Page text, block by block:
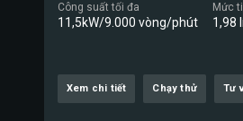
Công suất tối đa
11,5kW/9.000 vòng/phút
Mức
1,98
Xem chi tiết Chạy thử Tư